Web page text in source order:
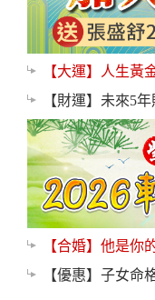
【大運】人生黃
【財運】未來5
【合婚】他是你
【優惠】子女命